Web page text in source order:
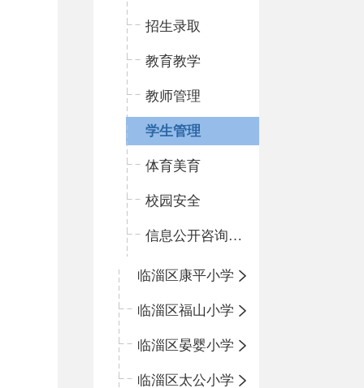
招生录取
教育教学
教师管理
学生管理
体育美育
校园安全
信息公开咨询指南
临淄区康平小学
临淄区福山小学
临淄区晏婴小学
临淄区太公小学